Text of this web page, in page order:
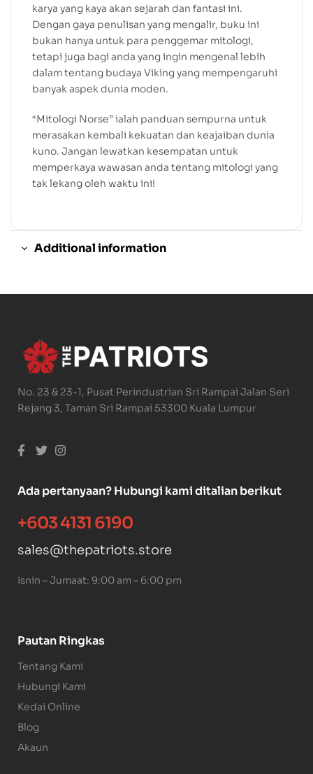
karya yang kaya akan sejarah dan fantasi ini.
Dengan gaya penulisan yang mengalir, buku ini
bukan hanya untuk para penggemar mitologi,
tetapi juga bagi anda yang ingin mengenal lebih
dalam tentang budaya Viking yang mempengaruhi
banyak aspek dunia moden.
“Mitologi Norse” ialah panduan sempurna untuk
merasakan kembali kekuatan dan keajaiban dunia
kuno. Jangan lewatkan kesempatan untuk
memperkaya wawasan anda tentang mitologi yang
tak lekang oleh waktu ini!
Additional information
No. 23 & 23-1, Pusat Perindustrian Sri Rampai Jalan Seri
Rejang 3, Taman Sri Rampai 53300 Kuala Lumpur
Ada pertanyaan? Hubungi kami ditalian berikut
+603 4131 6190
sales@thepatriots.store
Isnin – Jumaat: 9:00 am – 6:00 pm
Pautan Ringkas
Tentang Kami
Hubungi Kami
Kedai Online
Blog
Akaun